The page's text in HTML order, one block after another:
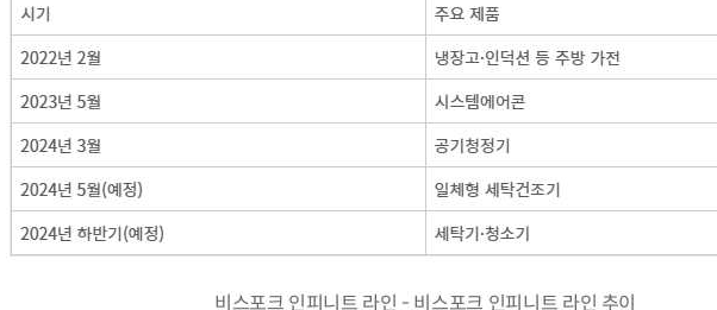
비스포크 인피니트 라인 - 비스포크 인피니트 라인 추이